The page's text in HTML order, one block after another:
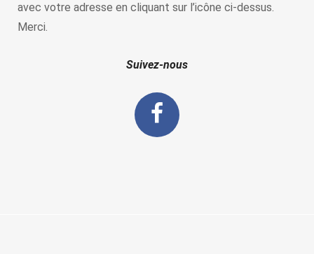
avec votre adresse en cliquant sur l’icône ci-dessus.
Merci.
Suivez-nous